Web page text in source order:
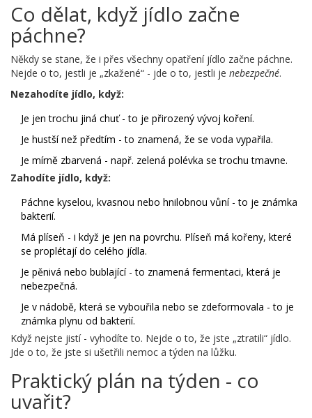
Co dělat, když jídlo začne
páchne?
Někdy se stane, že i přes všechny opatření jídlo začne páchne.
Nejde o to, jestli je „zkažené“ - jde o to, jestli je nebezpečné.
Nezahodíte jídlo, když:
Je jen trochu jiná chuť - to je přirozený vývoj koření.
Je hustší než předtím - to znamená, že se voda vypařila.
Je mírně zbarvená - např. zelená polévka se trochu tmavne.
Zahodíte jídlo, když:
Páchne kyselou, kvasnou nebo hnilobnou vůní - to je známka
bakterií.
Má plíseň - i když je jen na povrchu. Plíseň má kořeny, které
se proplétají do celého jídla.
Je pěnivá nebo bublající - to znamená fermentaci, která je
nebezpečná.
Je v nádobě, která se vybouřila nebo se zdeformovala - to je
známka plynu od bakterií.
Když nejste jistí - vyhodíte to. Nejde o to, že jste „ztratili“ jídlo.
Jde o to, že jste si ušetřili nemoc a týden na lůžku.
Praktický plán na týden - co
uvařit?